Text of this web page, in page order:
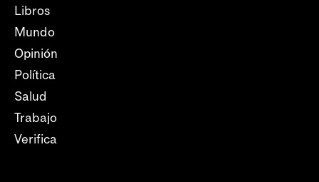
Libros
Mundo
Opinión
Política
Salud
Trabajo
Verifica